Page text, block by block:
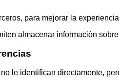
para mejorar la
almacenar información
le identifican directamente,